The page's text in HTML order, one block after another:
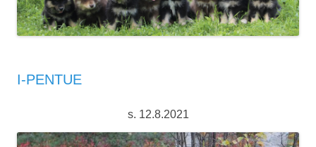
I-PENTUE
s. 12.8.2021